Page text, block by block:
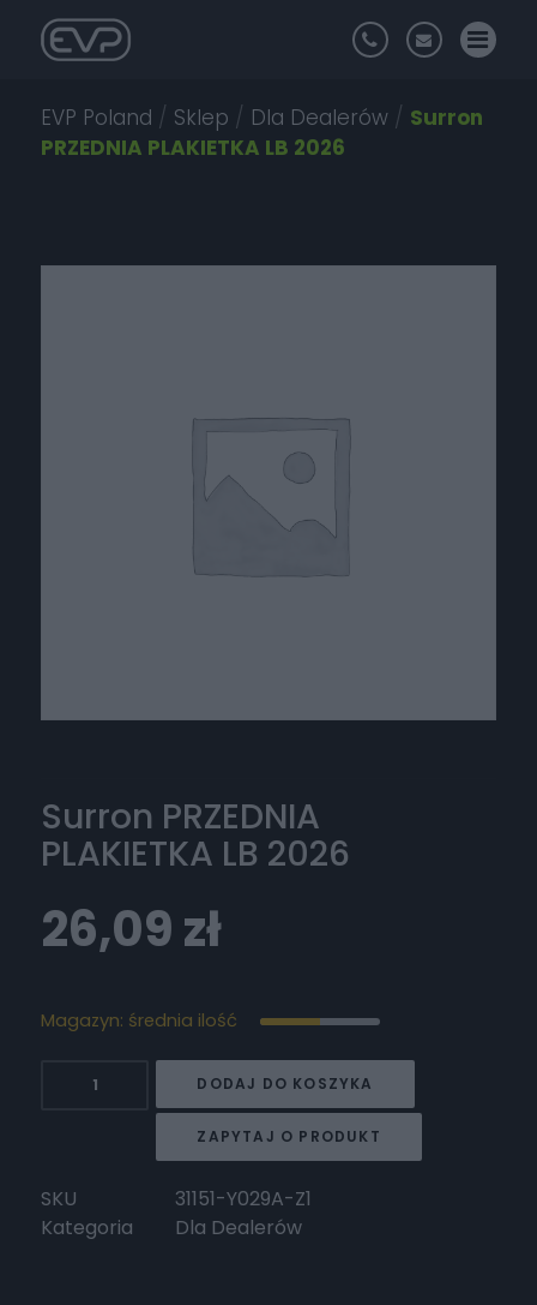
EVP Poland / Sklep / Dla Dealerów / Surron
PRZEDNIA PLAKIETKA LB 2026
Surron PRZEDNIA
PLAKIETKA LB 2026
26,09zł
Magazyn: średnia ilość
LB
2026
DODAJ DO KOSZYKA
ZAPYTAJ O PRODUKT
SKU
31151-Y029A-Z1
Kategoria
Dla Dealerów